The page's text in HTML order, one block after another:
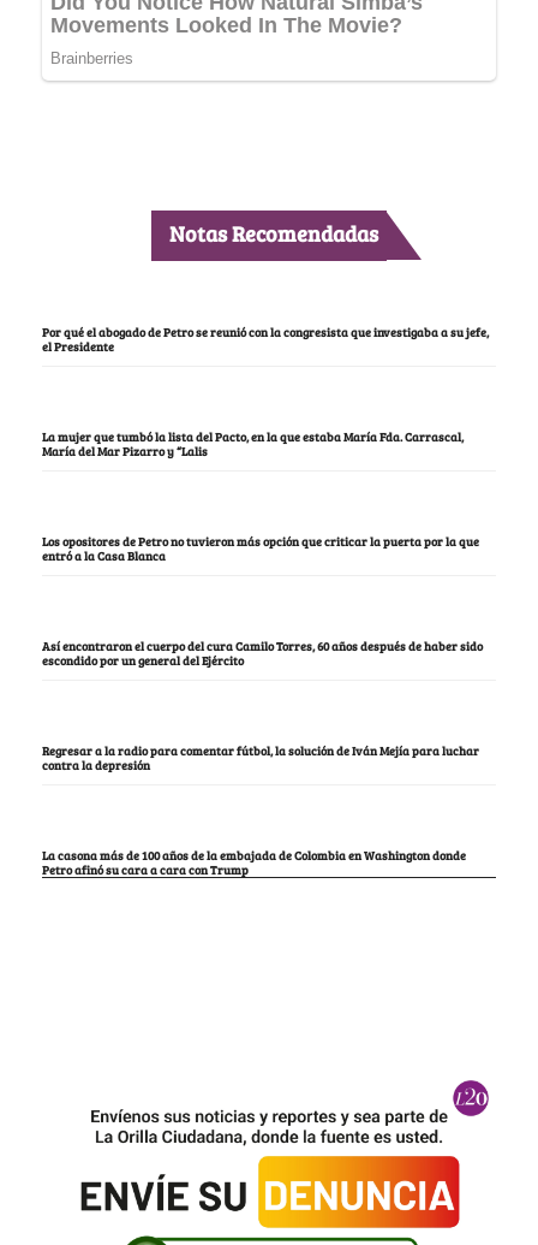
Notas Recomendadas
Por qué el abogado de Petro se reunió con la congresista que investigaba a su jefe,
el Presidente
La mujer que tumbó la lista del Pacto, en la que estaba María Fda. Carrascal,
María del Mar Pizarro y “Lalis
Los opositores de Petro no tuvieron más opción que criticar la puerta por la que
entró a la Casa Blanca
Así encontraron el cuerpo del cura Camilo Torres, 60 años después de haber sido
escondido por un general del Ejército
Regresar a la radio para comentar fútbol, la solución de Iván Mejía para luchar
contra la depresión
La casona más de 100 años de la embajada de Colombia en Washington donde
Petro afinó su cara a cara con Trump